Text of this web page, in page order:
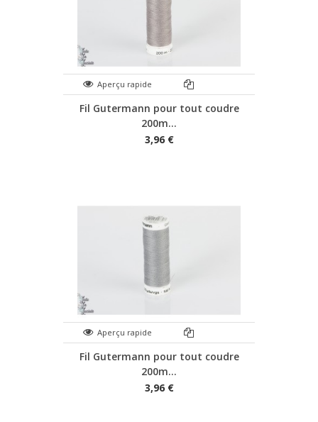
Aperçu rapide
Fil Gutermann pour tout coudre
200m...
3,96 €
Aperçu rapide
Fil Gutermann pour tout coudre
200m...
3,96 €